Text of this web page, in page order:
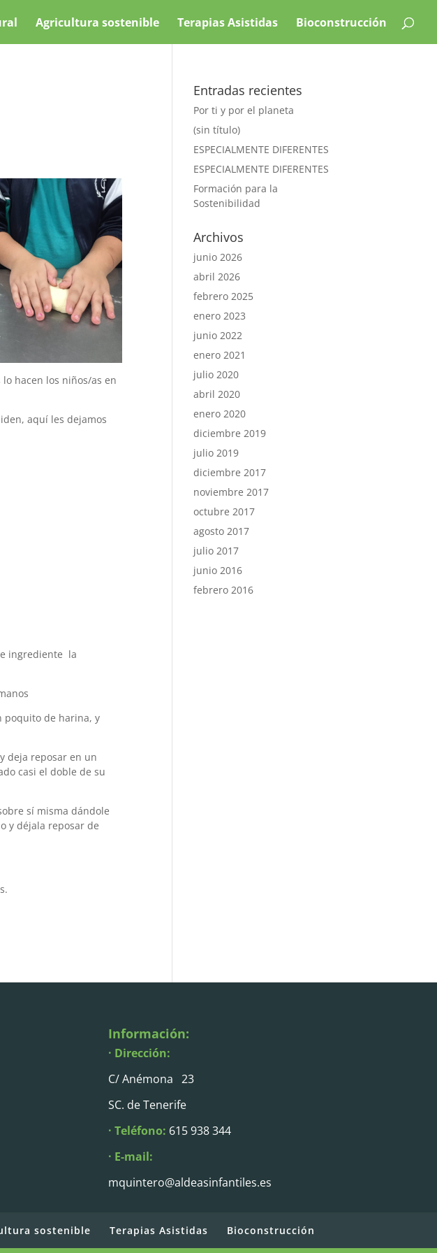
Agricultura sostenible Terapias Asistidas Bioconstrucción
hacen los niños/as en
aquí les dejamos
ingrediente la
poquito de harina, y
deja reposar en un
casi el doble de su
sí misma dándole
y déjala reposar de
Entradas recientes
Por ti y por el planeta
(sin título)
ESPECIALMENTE DIFERENTES
ESPECIALMENTE DIFERENTES
Formación para la
Sostenibilidad
Archivos
junio 2026
abril 2026
febrero 2025
enero 2023
junio 2022
enero 2021
julio 2020
abril 2020
enero 2020
diciembre 2019
julio 2019
diciembre 2017
noviembre 2017
octubre 2017
agosto 2017
julio 2017
junio 2016
febrero 2016
Información:
· Dirección:
C/ Anémona 23
SC. de Tenerife
· Teléfono: 615 938 344
· E-mail:
mquintero@aldeasinfantiles.es
sostenible Terapias Asistidas Bioconstrucción